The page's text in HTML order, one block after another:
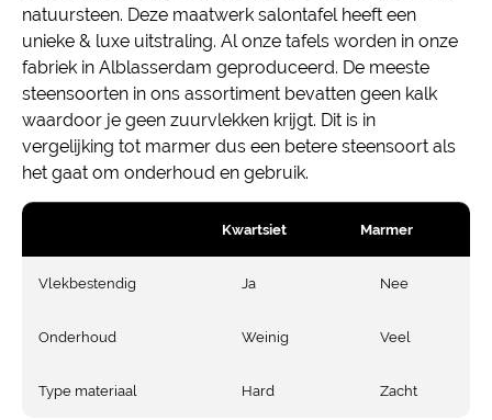
natuursteen. Deze maatwerk salontafel heeft een
unieke & luxe uitstraling. Al onze tafels worden in onze
fabriek in Alblasserdam geproduceerd. De meeste
steensoorten in ons assortiment bevatten geen kalk
waardoor je geen zuurvlekken krijgt. Dit is in
vergelijking tot marmer dus een betere steensoort als
het gaat om onderhoud en gebruik.
Kwartsiet Marmer
Vlekbestendig Ja Nee
Onderhoud Weinig Veel
Type materiaal Hard Zacht